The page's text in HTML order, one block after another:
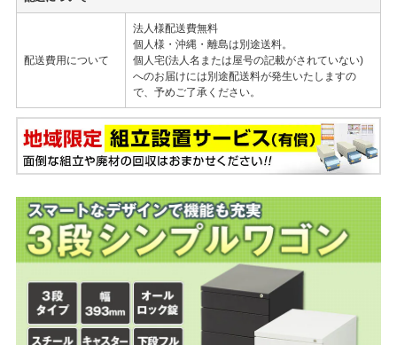
配送費用について
法人様配送費無料
個人様・沖縄・離島は別途送料。
個人宅(法人名または屋号の記載がされていない)
へのお届けには別途配送料が発生いたしますの
で、予めご了承ください。